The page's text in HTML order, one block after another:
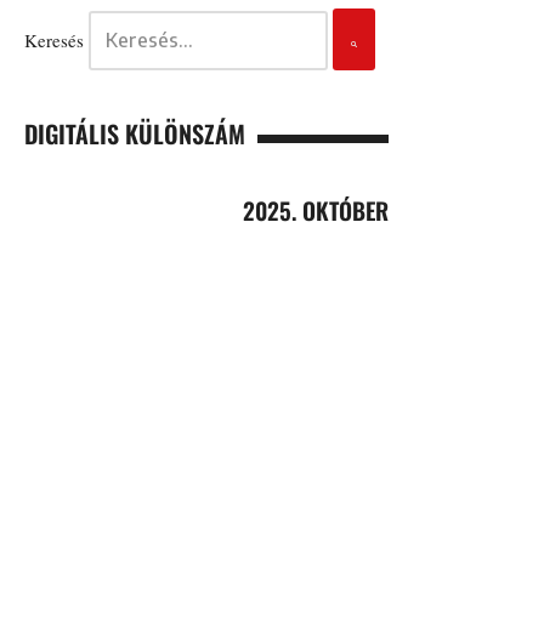
Keresés
DIGITÁLIS KÜLÖNSZÁM
2025. OKTÓBER